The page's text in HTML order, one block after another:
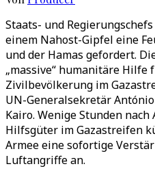
Staats- und
einem Nahost-Gipfel eine
und der Hamas gefordert.
„massive“ humanitäre Hilfe
Zivilbevölkerung im
UN-Generalsekretär
Kairo. Wenige Stunden
Hilfsgüter im Gazastreifen
Armee eine sofortige
Luftangriffe an.